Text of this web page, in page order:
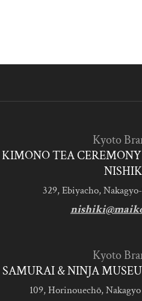
Kyoto
KIMONO TEA
329, Ebiyacho,
Kyoto
SAMURAI & NINJA
109, Horinouechō,